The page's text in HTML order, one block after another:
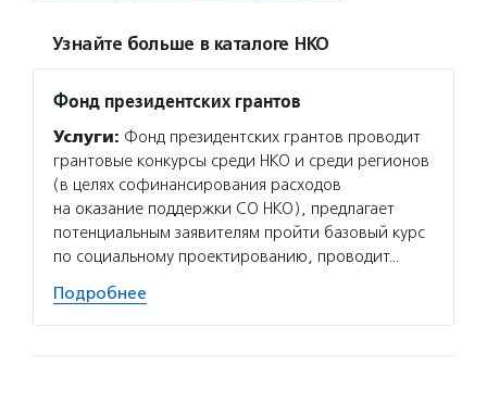
Узнайте больше в каталоге НКО
Фонд президентских грантов
Услуги: Фонд президентских грантов проводит
грантовые конкурсы среди НКО и среди регионов
(в целях софинансирования расходов
на оказание поддержки СО НКО), предлагает
потенциальным заявителям пройти базовый курс
по социальному проектированию, проводит…
Подробнее